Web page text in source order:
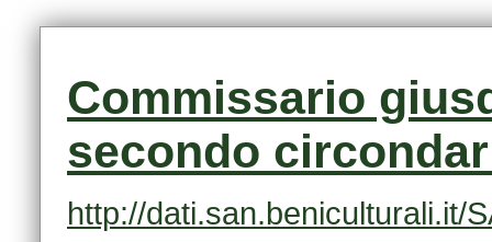
secondo
http://dati.san.beniculturali.it/